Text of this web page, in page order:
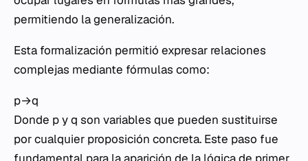
permitiendo la generalización.
Esta formalización permitió expresar relaciones
complejas mediante fórmulas como:
p→q
Donde pyq son variables que pueden sustituirse
por cualquier proposición concreta. Este paso fue
fundamental para la aparición de la lógica de primer